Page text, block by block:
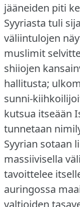
jääneiden piti
Syyriasta tuli
väliintulojen
muslimit
shiiojen
hallitusta;
sunni-
kutsua itseään
tunnetaan
Syyrian sotaan
massiivisella
tavoittelee
auringossa
valtioiden